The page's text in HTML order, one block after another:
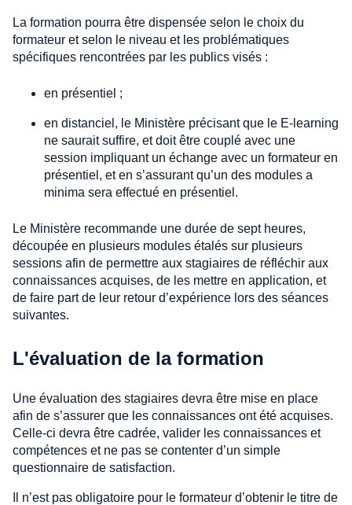
La formation pourra être dispensée selon le choix du
formateur et selon le niveau et les problématiques
spécifiques rencontrées par les publics visés :
en présentiel ;
en distanciel, le Ministère précisant que le E-learning
ne saurait suffire, et doit être couplé avec une
session impliquant un échange avec un formateur en
présentiel, et en s’assurant qu’un des modules a
minima sera effectué en présentiel.
Le Ministère recommande une durée de sept heures,
découpée en plusieurs modules étalés sur plusieurs
sessions afin de permettre aux stagiaires de réfléchir aux
connaissances acquises, de les mettre en application, et
de faire part de leur retour d’expérience lors des séances
suivantes.
L'évaluation de la formation
Une évaluation des stagiaires devra être mise en place
afin de s’assurer que les connaissances ont été acquises.
Celle-ci devra être cadrée, valider les connaissances et
compétences et ne pas se contenter d’un simple
questionnaire de satisfaction.
Il n’est pas obligatoire pour le formateur d’obtenir le titre de